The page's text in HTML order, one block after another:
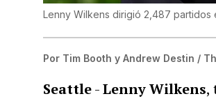
Lenny Wilkens dirigió 2,487 partidos
Por Tim Booth y Andrew Destin /
Seattle-Lenny Wilkens,